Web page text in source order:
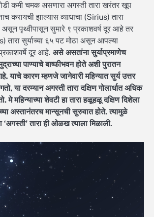
थोडी कमी चमक असणारा अगस्ती तारा खरंतर खूप
करायची झाल्यास व्याधाचा (Sirius) तारा
असून पृथ्वीपासून सुमारे ९ प्रकाशवर्ष दूर आहे तर
तारा सुर्याच्या ६५ पट मोठा असून आपल्या
दूर आहे. असे असतांना सुर्याप्रमाणेच
पाण्याचे बाष्फीभवन होते अशी पुरातन
याचे कारण म्हणजे जानेवारी महिन्यात सुर्य उत्तर
या दरम्यान अगस्ती तारा दक्षिण गोलार्धात अधिक
महिन्याच्या शेवटी हा तारा हळूहळू दक्षिण दिशेला
अस्तानंतरच मान्सूनची सुरुवात होते. त्यामुळे
‘अगस्ती’ तारा ही ओळख त्याला मिळाली.